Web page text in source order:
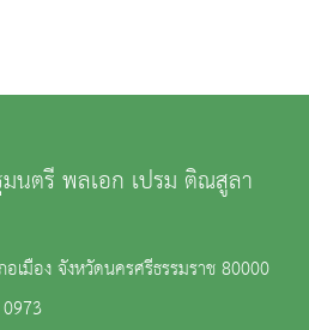
นตรี พลเอก เปรม ติณสูลา
เมือง จังหวัดนครศรีธรรมราช 80000